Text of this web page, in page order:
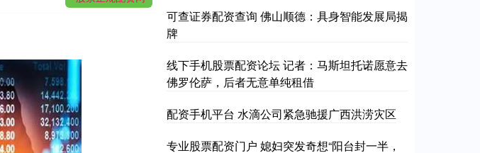
可查证券配资查询 佛山顺德：具身智能发展局揭
牌
线下手机股票配资论坛 记者：马斯坦托诺愿意去
佛罗伦萨，后者无意单纯租借
配资手机平台 水滴公司紧急驰援广西洪涝灾区
专业股票配资门户 媳妇突发奇想“阳台封一半，